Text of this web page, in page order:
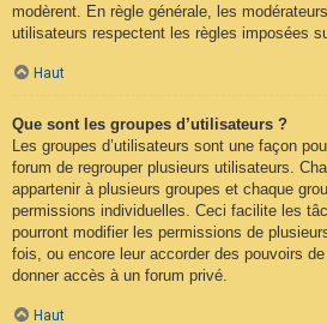
modèrent. En règle générale, les
utilisateurs respectent les règles imposées
Haut
Que sont les groupes d’utilisateurs ?
Les groupes d’utilisateurs sont une façon
forum de regrouper plusieurs utilisateurs.
appartenir à plusieurs groupes et chaque
permissions individuelles. Ceci facilite les
pourront modifier les permissions de
fois, ou encore leur accorder des pouvoirs
donner accès à un forum privé.
Haut